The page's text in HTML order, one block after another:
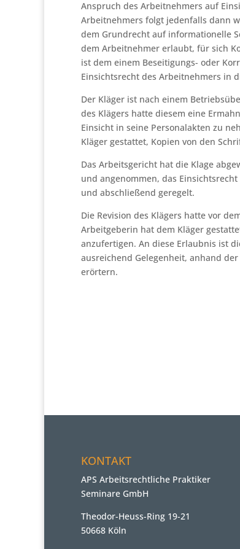
Anspruch des Arbeitnehmers auf
Arbeitnehmers folgt jedenfalls dann
dem Grundrecht auf informationelle
dem Arbeitnehmer erlaubt, für sich
ist dem einem Beseitigungs- oder
Einsichtsrecht des Arbeitnehmers in
Der Kläger ist nach einem
des Klägers hatte diesem eine
Einsicht in seine Personalakten zu
Kläger gestattet, Kopien von den
Das Arbeitsgericht hat die Klage
und angenommen, das
und abschließend geregelt.
Die Revision des Klägers hatte vor
Arbeitgeberin hat dem Kläger
anzufertigen. An diese Erlaubnis ist
ausreichend Gelegenheit, anhand
erörtern.
KONTAKT
APS Arbeitsrechtliche Praktiker
Seminare GmbH
Theodor-Heuss-Ring 19-21
50668 Köln